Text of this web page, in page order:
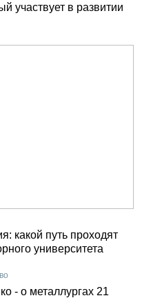
участвует в развитии
какой путь проходят
университета
- о металлургах 21